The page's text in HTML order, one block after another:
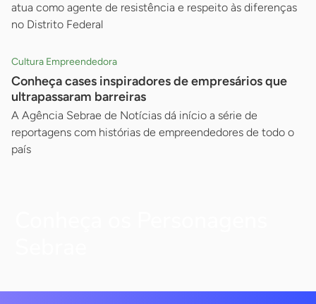
atua como agente de resistência e respeito às diferenças
no Distrito Federal
Cultura Empreendedora
Conheça cases inspiradores de empresários que
ultrapassaram barreiras
A Agência Sebrae de Notícias dá início a série de
reportagens com histórias de empreendedores de todo o
país